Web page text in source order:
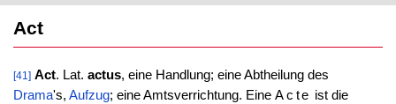
Act
[41] Act. Lat. actus, eine Handlung; eine Abtheilung des
Drama's, Aufzug; eine Amtsverrichtung. Eine Acte ist die